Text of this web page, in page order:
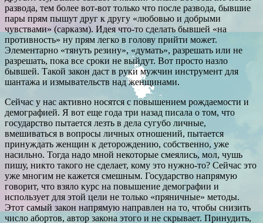
развода, тем более вот-вот только что после развода, бывшие
пары прям пышут друг к другу «любовью и добрыми
чувствами» (сарказм). Идея что-то сделать бывшей «на
противность» ну прям легко в голову прийти может.
Элементарно «тянуть резину», «думать», разрешать или не
разрешать, пока все сроки не выйдут. Вот просто назло
бывшей. Такой закон даст в руки мужчин инструмент для
шантажа и измывательств над женщинами.
Сейчас у нас активно носятся с повышением рождаемости и
демографией. Я вот еще года три назад писала о том, что
государство пытается лезть в дела сугубо личные,
вмешиваться в вопросы личных отношений, пытается
принуждать женщин к деторождению, собственно, уже
насильно. Тогда надо мной некоторые смеялись, мол, чушь
пишу, никто такого не сделает, кому это нужно-то? Сейчас это
уже многим не кажется смешным. Государство напрямую
говорит, что взяло курс на повышение демографии и
использует для этой цели не только «пряничные» методы.
Этот самый закон напрямую направлен на то, чтобы снизить
число абортов, автор закона этого и не скрывает. Принудить,